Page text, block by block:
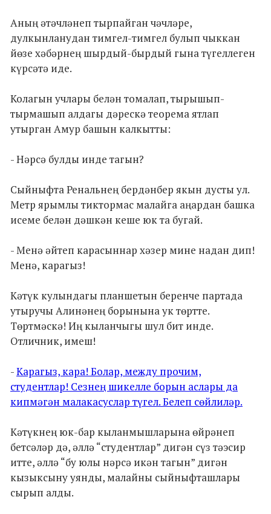
Аның әтәчләнеп тырпайган чәчләре,
дулкынланудан тимгел-тимгел булып чыккан
йөзе хәбәрнең шырдый-бырдый гына түгеллеген
күрсәтә иде.
Колагын учлары белән томалап, тырышып-
тырмашып алдагы дәрескә теорема ятлап
утырган Амур башын калкытты:
- Нәрсә булды инде тагын?
Сыйныфта Ренальнең бердәнбер якын дусты ул.
Метр ярымлы тиктормас малайга аңардан башка
исеме белән дәшкән кеше юк та бугай.
- Менә әйтеп карасыннар хәзер мине надан дип!
Менә, карагыз!
Кәтүк кулындагы планшетын беренче партада
утыручы Алинәнең борынына ук төртте.
Төртмәскә! Иң кыланчыгы шул бит инде.
Отличник, имеш!
-Карагыз, кара! Болар, между прочим,
студентлар! Сезнең шикелле борын аслары да
кипмәгән малакасуслар түгел. Белеп сөйлиләр.
Кәтүкнең юк-бар кыланмышларына өйрәнеп
бетсәләр дә, әллә “студентлар” дигән сүз тәэсир
итте, әллә “бу юлы нәрсә икән тагын” дигән
кызыксыну уянды, малайны сыйныфташлары
сырып алды.